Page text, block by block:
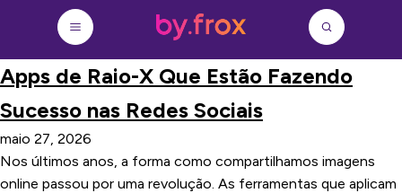
Apps de Raio-X Que Estão Fazendo
Sucesso nas Redes Sociais
maio 27, 2026
Nos últimos anos, a forma como compartilhamos imagens
online passou por uma revolução. As ferramentas que aplicam